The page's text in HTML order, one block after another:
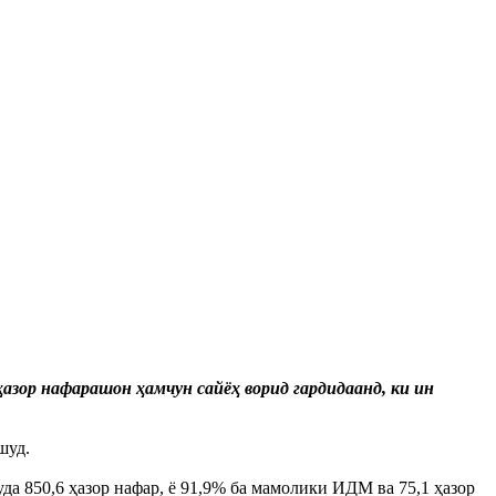
нафарашон ҳамчун сайёҳ ворид гардидаанд, ки ин
850,6 ҳазор нафар, ё 91,9% ба мамолики ИДМ ва 75,1 ҳазор